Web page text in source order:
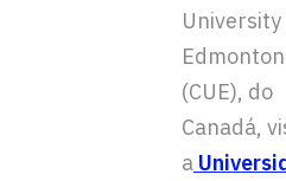
Edmonton
(CUE), do
Canadá,
a